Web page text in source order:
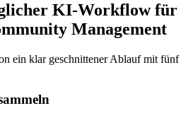
KI-Workflow für
Management
ein klar geschnittener Ablauf mit fünf